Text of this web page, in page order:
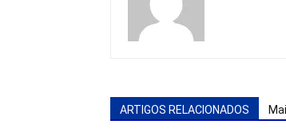
ARTIGOS RELACIONADOS